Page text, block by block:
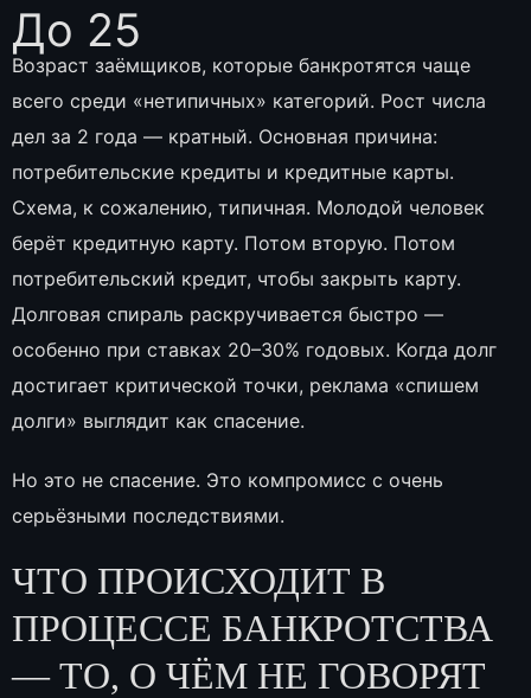
До 25
Возраст заёмщиков, которые банкротятся чаще
всего среди «нетипичных» категорий. Рост числа
дел за 2 года — кратный. Основная причина:
потребительские кредиты и кредитные карты.
Схема, к сожалению, типичная. Молодой человек
берёт кредитную карту. Потом вторую. Потом
потребительский кредит, чтобы закрыть карту.
Долговая спираль раскручивается быстро —
особенно при ставках 20–30% годовых. Когда долг
достигает критической точки, реклама «спишем
долги» выглядит как спасение.
Но это не спасение. Это компромисс с очень
серьёзными последствиями.
ЧТО ПРОИСХОДИТ В
ПРОЦЕССЕ БАНКРОТСТВА
— ТО, О ЧЁМ НЕ ГОВОРЯТ